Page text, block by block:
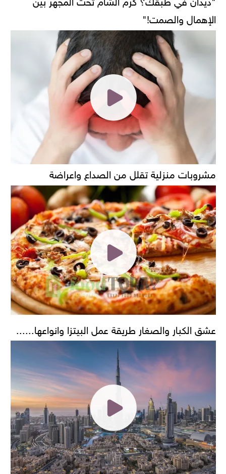
الإهمال والصمت!"
مشروبات منزلية تقلل من الصداع واعراضة
عشق الكبار والصغار طريقة عمل البيتزا وانواعها......